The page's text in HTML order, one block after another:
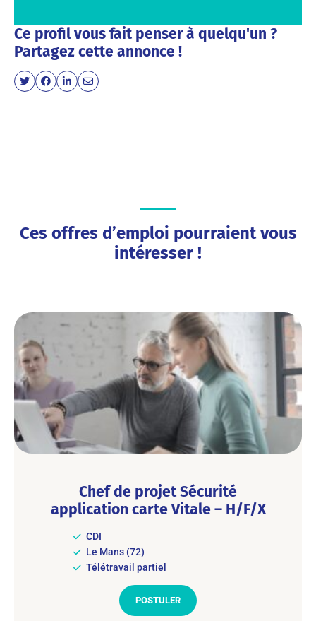
Ce profil vous fait penser à quelqu'un ?
Partagez cette annonce !
Ces offres d’emploi pourraient vous
intéresser !
Chef de projet Sécurité
application carte Vitale – H/F/X
CDI
Le Mans (72)
Télétravail partiel
POSTULER